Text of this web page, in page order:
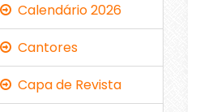
Calendário 2026
Cantores
Capa de Revista